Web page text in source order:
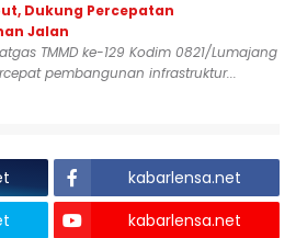
Dukung Percepatan
Jalan
TMMD ke-129 Kodim 0821/Lumajang
pembangunan infrastruktur...
kabarlensa.net
kabarlensa.net